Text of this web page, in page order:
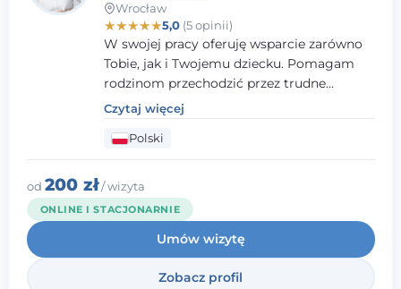
Wrocław
★★★★★5,0(5 opinii)
W swojej pracy oferuję wsparcie zarówno
Tobie, jak i Twojemu dziecku. Pomagam
rodzinom przechodzić przez trudne
momenty, opierając współpracę na
wzajemnym zaufaniu i otwartej
komunikacji. Posiadam doświadczenie w
pracy z dziećmi i młodzieżą mierzącymi się
z różnorodnymi trudnościami
emocjonalnymi oraz rozwojowymi.
Czytaj więcej
Polski
od 200 zł/ wizyta
ONLINE I STACJONARNIE
Umów wizytę
Zobacz profil